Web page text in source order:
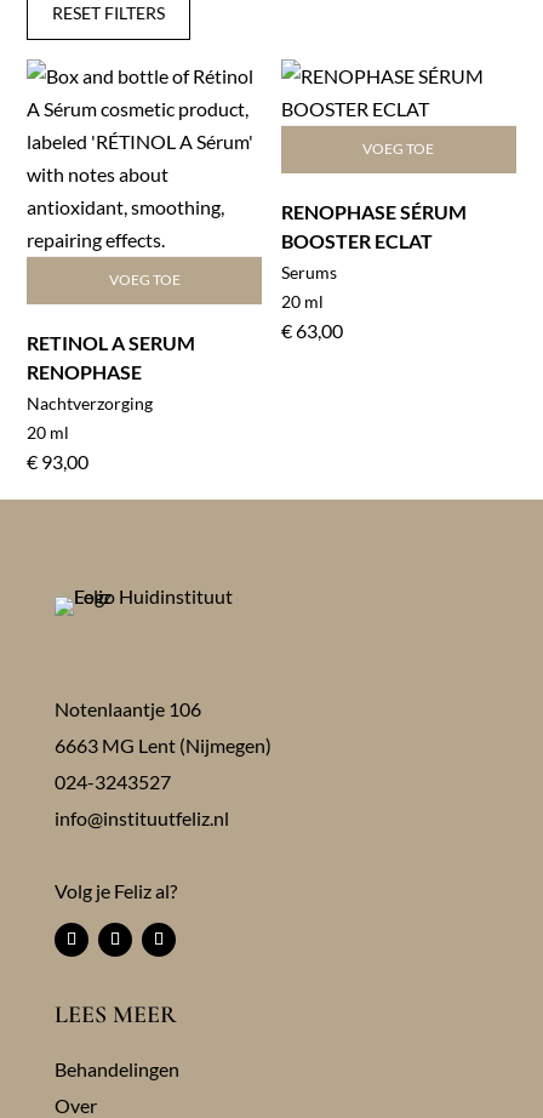
RESET FILTERS
VOEG TOE
RETINOL A SERUM
RENOPHASE
Nachtverzorging
20 ml
€ 93,00
VOEG TOE
RENOPHASE SÉRUM
BOOSTER ECLAT
Serums
20 ml
€63,00
Notenlaantje 106
6663 MG Lent (Nijmegen)
024-3243527
info@instituutfeliz.nl
Volg je Feliz al?
LEES MEER
Behandelingen
Over